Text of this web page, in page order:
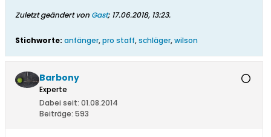
Zuletzt geändert von Gast; 17.06.2018, 13:23.
Stichworte: anfänger,pro staff,schläger,wilson
Barbony
Experte
Dabei seit: 01.08.2014
Beiträge: 593